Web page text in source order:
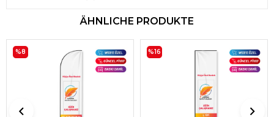
ÄHNLICHE PRODUKTE
%8 %16